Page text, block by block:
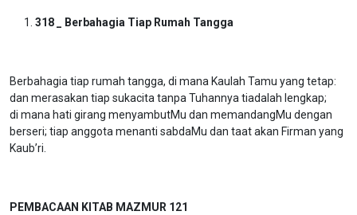
318 _ Berbahagia Tiap Rumah Tangga
Berbahagia tiap rumah tangga, di mana Kaulah Tamu yang tetap:
dan merasakan tiap sukacita tanpa Tuhannya tiadalah lengkap;
di mana hati girang menyambutMu dan memandangMu dengan
berseri; tiap anggota menanti sabdaMu dan taat akan Firman yang
Kaub’ri.
PEMBACAAN KITAB MAZMUR 121